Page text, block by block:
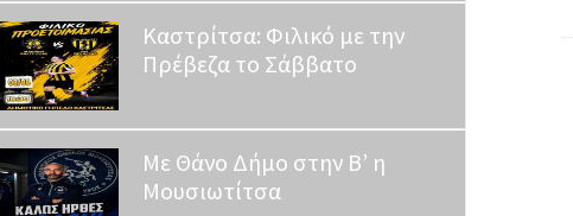
Καστρίτσα: Φιλικό με την
Πρέβεζα το Σάββατο
Με Θάνο Δήμο στην Β’ η
Μουσιωτίτσα